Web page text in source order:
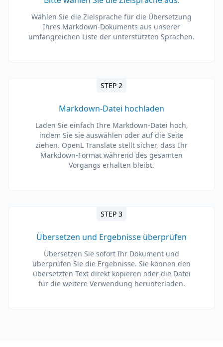
Wählen Sie die Zielsprache für die Übersetzung
Ihres Markdown-Dokuments aus unserer
umfangreichen Liste der unterstützten Sprachen.
STEP 2
Markdown-Datei hochladen
Laden Sie einfach Ihre Markdown-Datei hoch,
indem Sie sie auswählen oder auf die Seite
ziehen. OpenL Translate stellt sicher, dass Ihr
Markdown-Format während des gesamten
Vorgangs erhalten bleibt.
STEP 3
Übersetzen und Ergebnisse überprüfen
Übersetzen Sie sofort Ihr Dokument und
überprüfen Sie die Ergebnisse. Sie können den
übersetzten Text direkt kopieren oder die Datei
für die weitere Verwendung herunterladen.